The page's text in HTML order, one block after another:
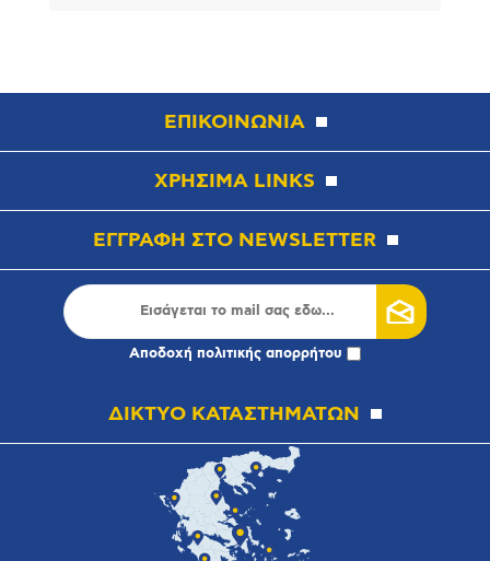
ΕΠΙΚΟΙΝΩΝΙΑ
ΧΡΗΣΙΜΑ LINKS
ΕΓΓΡΑΦΗ ΣΤΟ NEWSLETTER
Αποδοχή πολιτικής απορρήτου
ΔΙΚΤΥΟ ΚΑΤΑΣΤΗΜΑΤΩΝ